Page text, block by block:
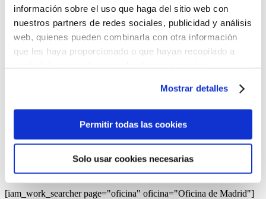
información sobre el uso que haga del sitio web con
nuestros partners de redes sociales, publicidad y análisis
web, quienes pueden combinarla con otra información
que les haya proporcionado o que hayan recopilado a
“Permitir todas las cookies”, rechazarlas todas salvo las
estrictamente técnicas pulsando el botón “Solo usar
cookies necesarias” o seleccionar aquellas para las que
presta su consentimiento pulsando el botón “Permitir
Consulta nuestraPolítica de Cookies
momento en el botón que aparece en la esquina
Mostrar detalles
Permitir todas las cookies
Solo usar cookies necesarias
Inicio>Ofertas de trabajo en España>Comunidad de Madrid
Provincia de Madrid
Madrid
ofertas de trabajo enMadrid
empleo en Madrid, donde podrás buscar el trabajo que se adapte
listado de ofertas de empleo en nuestra
oficina deMadrid
[iam_work_searcher page="oficina" oficina="Oficina de Madrid"]